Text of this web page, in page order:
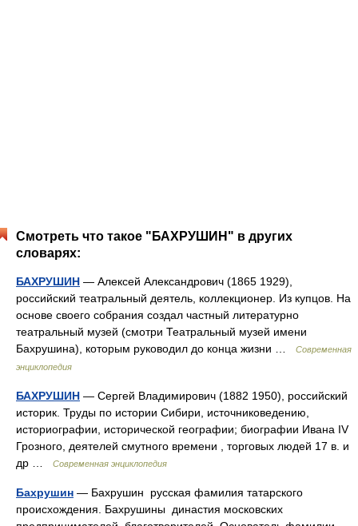
Смотреть что такое "БАХРУШИН" в других
словарях:
БАХРУШИН — Алексей Александрович (1865 1929),
российский театральный деятель, коллекционер. Из купцов. На
основе своего собрания создал частный литературно
театральный музей (смотри Театральный музей имени
Бахрушина), которым руководил до конца жизни …
Современная
энциклопедия
БАХРУШИН — Сергей Владимирович (1882 1950), российский
историк. Труды по истории Сибири, источниковедению,
историографии, исторической географии; биографии Ивана IV
Грозного, деятелей смутного времени , торговых людей 17 в. и
др …
Современная энциклопедия
Бахрушин — Бахрушин русская фамилия татарского
происхождения. Бахрушины династия московских